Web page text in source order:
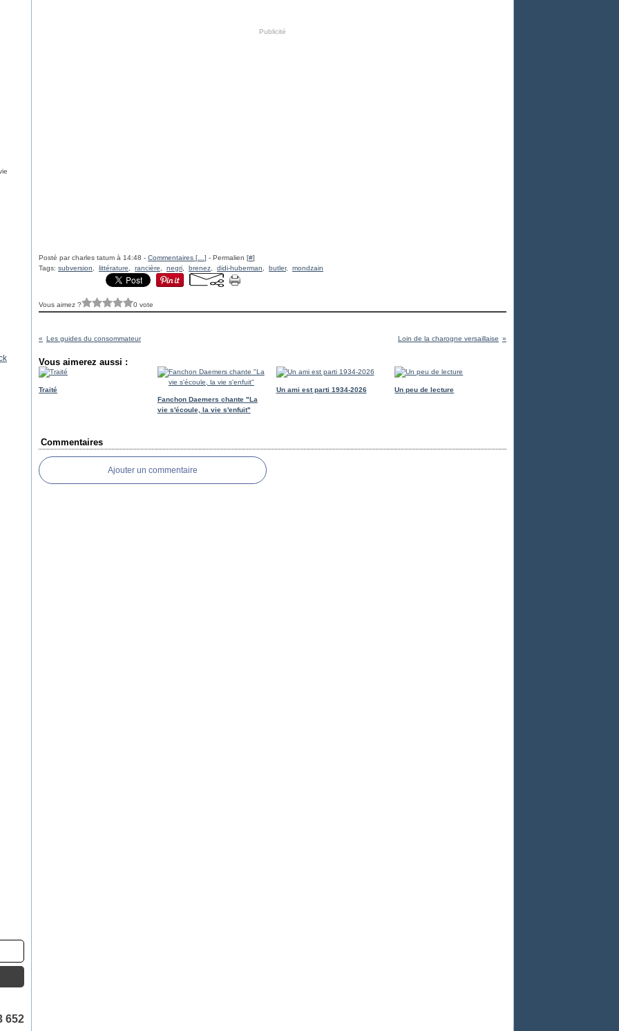
652
Publicité
Posté par charles tatum à 14:48 - Commentaires [ ] - Permalien [#]
Tags: subversion littérature rancière negri brenez didi-huberman butler, mondzain
Vous aimez ? 0 vote
Les guides du consommateur Loin de la charogne versaillaise
Vous aimerez aussi :
Traité
Fanchon Daemers chante "La
vie s'écoule, la vie s'enfuit"
Un ami est parti 1934-2026 Un peu de lecture
Commentaires
Ajouter un commentaire